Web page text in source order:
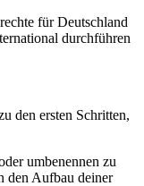
für Deutschland
durchführen
den ersten Schritten,
umbenennen zu
den Aufbau deiner